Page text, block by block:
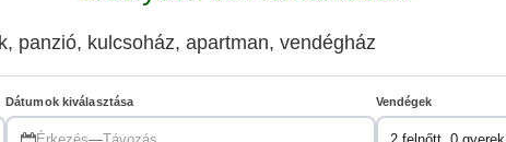
panzió, kulcsoház, apartman, vendégház
Dátumok kiválasztása Vendégek